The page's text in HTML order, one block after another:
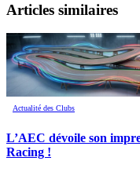
Articles similaires
Actualité des Clubs
L’AEC dévoile son
Racing !